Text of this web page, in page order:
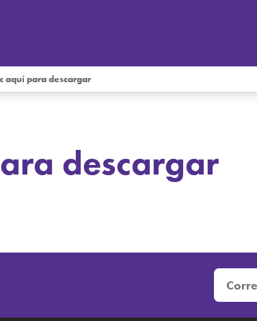
aquí para descargar
descargar